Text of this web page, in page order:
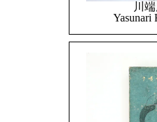
川
Yasunari